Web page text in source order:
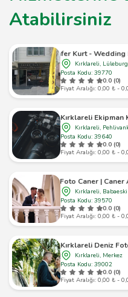
Atabilirsiniz
Cafer Kurt - Wedding
Kırklareli,
Posta Kodu: 39770
0.0 (0)
Fiyat Aralığı: 0,00 ₺ -
Kırklareli Ekipman
Kırklareli,
Posta Kodu: 39640
0.0 (0)
Fiyat Aralığı: 0,00 ₺ -
Foto Caner | Caner
Kırklareli, Babaeski
Posta Kodu: 39570
0.0 (0)
Fiyat Aralığı: 0,00 ₺ -
Kırklareli Deniz
Kırklareli, Merkez
Posta Kodu: 39002
0.0 (0)
Fiyat Aralığı: 0,00 ₺ -